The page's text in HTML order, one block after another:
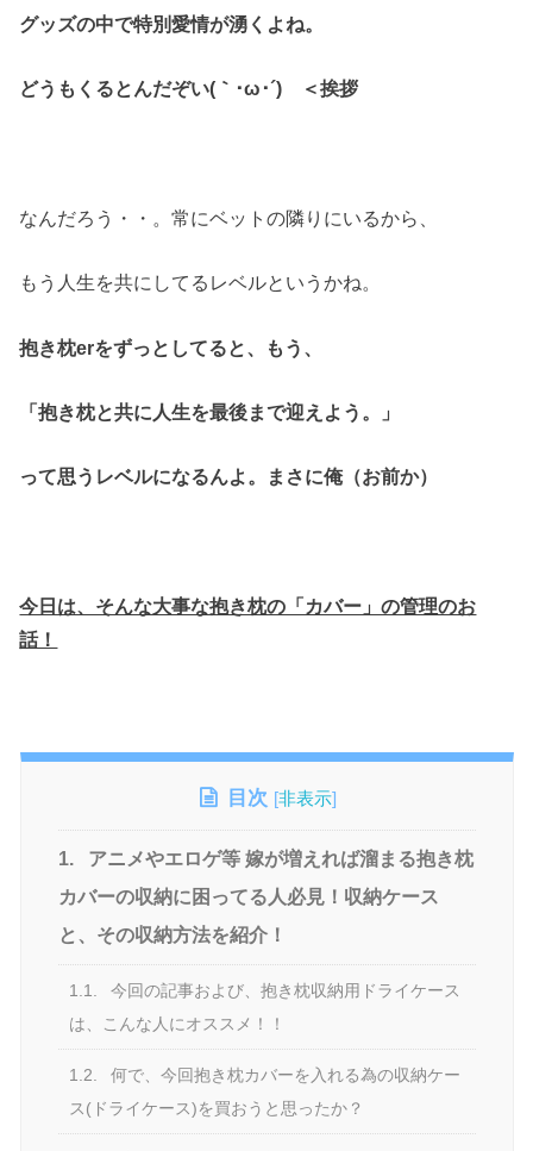
グッズの中で特別愛情が湧くよね。
どうもくるとんだぞい(｀･ω･´)ゞ＜挨拶
なんだろう・・。常にベットの隣りにいるから、
もう人生を共にしてるレベルというかね。
抱き枕erをずっとしてると、もう、
「抱き枕と共に人生を最後まで迎えよう。」
って思うレベルになるんよ。まさに俺（お前か）
今日は、そんな大事な抱き枕の「カバー」の管理のお
話！
目次 [非表示]
1.
アニメやエロゲ等 嫁が増えれば溜まる抱き枕
カバーの収納に困ってる人必見！収納ケース
と、その収納方法を紹介！
1.1.
今回の記事および、抱き枕収納用ドライケース
は、こんな人にオススメ！！
1.2.
何で、今回抱き枕カバーを入れる為の収納ケー
ス(ドライケース)を買おうと思ったか？